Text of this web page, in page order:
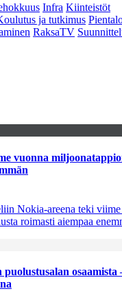
Infra Kiinteistöt
ja tutkimus
RaksaTV
vuonna
Nokia-areena teki
roimasti aiempaa
osaamista